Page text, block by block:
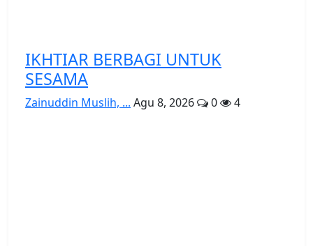
IKHTIAR BERBAGI UNTUK
SESAMA
Zainuddin Muslih, ... Agu 8, 2026 0 4